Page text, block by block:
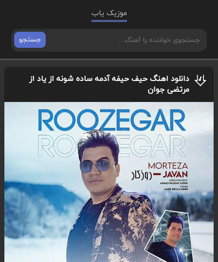
موزیک یاب
جستجو
دانلود اهنگ حیف حیفه آدمه ساده شونه از یاد از
مرتضی جوان